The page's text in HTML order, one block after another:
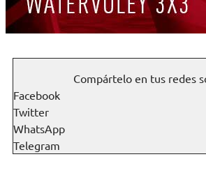
Compártelo en tus redes
Facebook
Twitter
WhatsApp
Telegram